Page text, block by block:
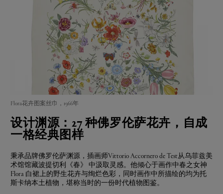
Flora花卉图案丝巾，1966年
设计渊源：27 种佛罗伦萨花卉，自成
一格经典图样
秉承品牌佛罗伦萨渊源，插画师Vittorio Accornero de Test从乌菲兹美
术馆馆藏波提切利《春》 中汲取灵感。他倾心于画作中春之女神
Flora 白裙上的野生花卉与绚烂色彩，同时画作中所描绘的均为托
斯卡纳本土植物，堪称当时的一份时代植物图鉴。